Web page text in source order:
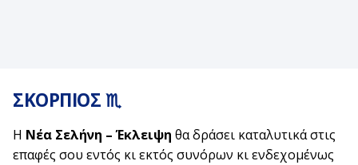
ΣΚΟΡΠΙΟΣ ♏
Η Νέα Σελήνη – Έκλειψη θα δράσει καταλυτικά στις
επαφές σου εντός κι εκτός συνόρων κι ενδεχομένως